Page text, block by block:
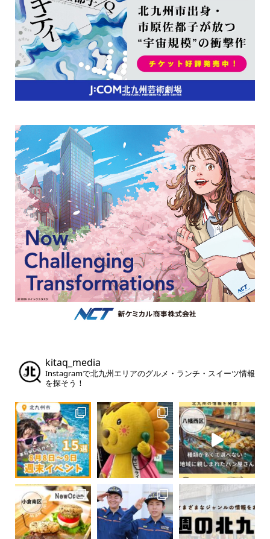
kitaq_media
Instagramで北九州エリアのグルメ・ランチ・スイーツ情報
を探そう！